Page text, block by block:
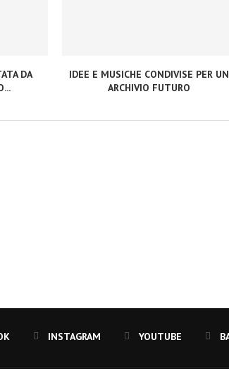
DA
IDEE E MUSICHE CONDIVISE PER UN
ARCHIVIO FUTURO
INSTAGRAM YOUTUBE